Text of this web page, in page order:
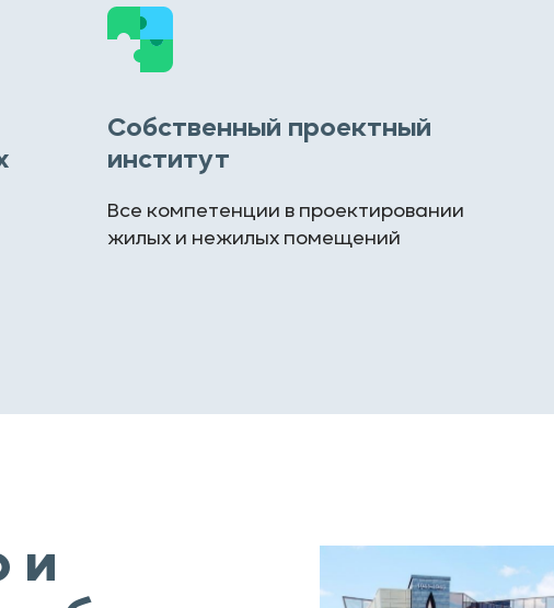
Собственный проектный
институт
Все компетенции в проектировании
жилых и нежилых помещений
и